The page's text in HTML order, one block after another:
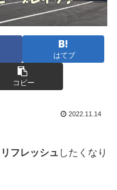
はてブ
コピー
2022.11.14
リフレッシュ したくなり